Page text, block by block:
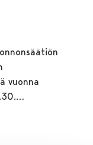
vuonna